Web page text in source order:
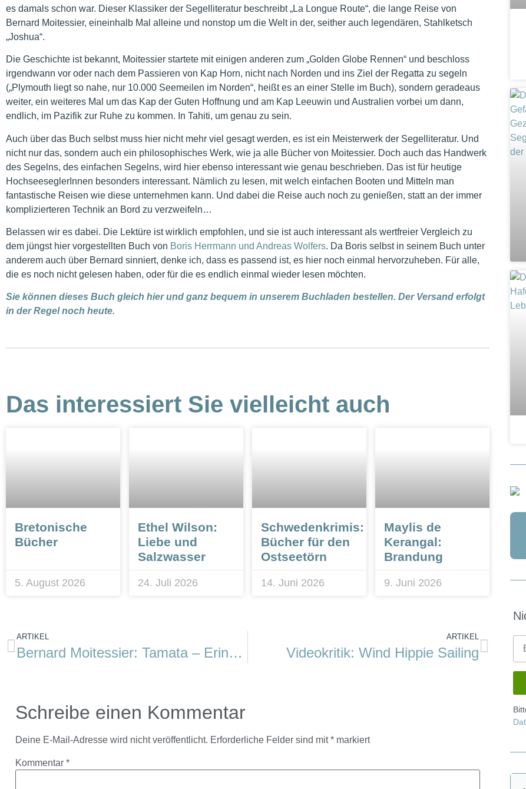
es damals schon war. Dieser Klassiker der Segelliteratur beschreibt „La Longue Route“, die lange Reise von
Bernard Moitessier, eineinhalb Mal alleine und nonstop um die Welt in der, seither auch legendären, Stahlketsch
„Joshua“.
Die Geschichte ist bekannt, Moitessier startete mit einigen anderen zum „Golden Globe Rennen“ und beschloss
irgendwann vor oder nach dem Passieren von Kap Horn, nicht nach Norden und ins Ziel der Regatta zu segeln
(„Plymouth liegt so nahe, nur 10.000 Seemeilen im Norden“, heißt es an einer Stelle im Buch), sondern geradeaus
weiter, ein weiteres Mal um das Kap der Guten Hoffnung und am Kap Leeuwin und Australien vorbei um dann,
endlich, im Pazifik zur Ruhe zu kommen. In Tahiti, um genau zu sein.
Auch über das Buch selbst muss hier nicht mehr viel gesagt werden, es ist ein Meisterwerk der Segelliteratur. Und
nicht nur das, sondern auch ein philosophisches Werk, wie ja alle Bücher von Moitessier. Doch auch das Handwerk
des Segelns, des einfachen Segelns, wird hier ebenso interessant wie genau beschrieben. Das ist für heutige
HochseeseglerInnen besonders interessant. Nämlich zu lesen, mit welch einfachen Booten und Mitteln man
fantastische Reisen wie diese unternehmen kann. Und dabei die Reise auch noch zu genießen, statt an der immer
komplizierteren Technik an Bord zu verzweifeln…
Belassen wir es dabei. Die Lektüre ist wirklich empfohlen, und sie ist auch interessant als wertfreier Vergleich zu
dem jüngst hier vorgestellten Buch von Boris Herrmann und Andreas Wolfers. Da Boris selbst in seinem Buch unter
anderem auch über Bernard sinniert, denke ich, dass es passend ist, es hier noch einmal hervorzuheben. Für alle,
die es noch nicht gelesen haben, oder für die es endlich einmal wieder lesen möchten.
Sie können dieses Buch gleich hier und ganz bequem in unserem Buchladen bestellen. Der Versand erfolgt
in der Regel noch heute.
Das interessiert Sie vielleicht auch
Bretonische
Bücher
5. August 2026
Ethel Wilson:
Liebe und
Salzwasser
24. Juli 2026
Schwedenkrimis:
Bücher für den
Ostseetörn
14. Juni 2026
Maylis de
Kerangal:
Brandung
9. Juni 2026
ARTIKEL
Bernard Moitessier: Tamata – Erinnerungen eines großartigen Seglers
ARTIKEL
Videokritik: Wind Hippie Sailing
Schreibe einen Kommentar
Deine E-Mail-Adresse wird nicht veröffentlicht. Erforderliche Felder sind mit* markiert
Kommentar *